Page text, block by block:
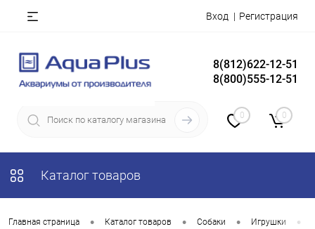
Вход Регистрация
8(812)622-12-51
8(800)555-12-51
0 0
Каталог товаров
Главная страница • Каталог товаров • Собаки • Игрушки •